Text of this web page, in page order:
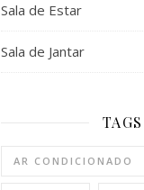
Sala de Estar
Sala de Jantar
TAGS
AR CONDICIONADO